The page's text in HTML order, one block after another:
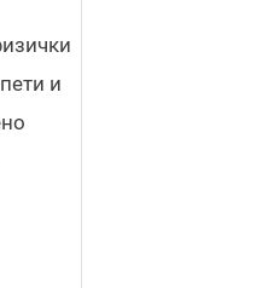
и